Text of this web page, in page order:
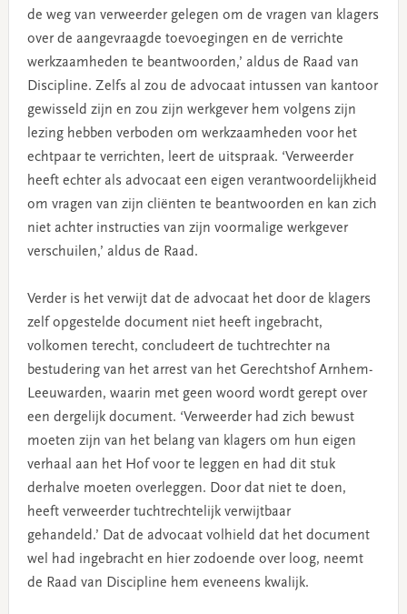
de weg van verweerder gelegen om de vragen van klagers
over de aangevraagde toevoegingen en de verrichte
werkzaamheden te beantwoorden,’ aldus de Raad van
Discipline. Zelfs al zou de advocaat intussen van kantoor
gewisseld zijn en zou zijn werkgever hem volgens zijn
lezing hebben verboden om werkzaamheden voor het
echtpaar te verrichten, leert de uitspraak. ‘Verweerder
heeft echter als advocaat een eigen verantwoordelijkheid
om vragen van zijn cliënten te beantwoorden en kan zich
niet achter instructies van zijn voormalige werkgever
verschuilen,’ aldus de Raad.
Verder is het verwijt dat de advocaat het door de klagers
zelf opgestelde document niet heeft ingebracht,
volkomen terecht, concludeert de tuchtrechter na
bestudering van het arrest van het Gerechtshof Arnhem-
Leeuwarden, waarin met geen woord wordt gerept over
een dergelijk document. ‘Verweerder had zich bewust
moeten zijn van het belang van klagers om hun eigen
verhaal aan het Hof voor te leggen en had dit stuk
derhalve moeten overleggen. Door dat niet te doen,
heeft verweerder tuchtrechtelijk verwijtbaar
gehandeld.’ Dat de advocaat volhield dat het document
wel had ingebracht en hier zodoende over loog, neemt
de Raad van Discipline hem eveneens kwalijk.